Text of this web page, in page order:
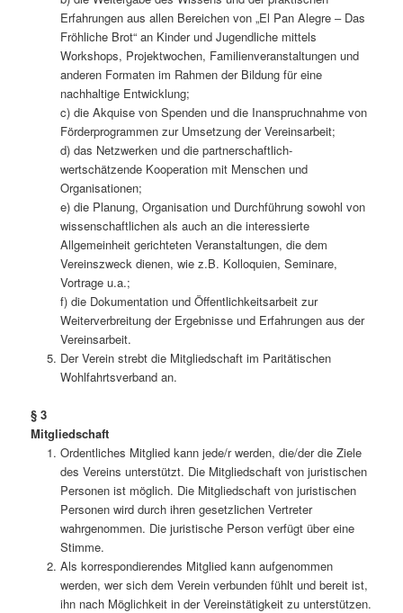
Erfahrungen aus allen Bereichen von „El Pan Alegre ‒ Das
Fröhliche Brot“ an Kinder und Jugendliche mittels
Workshops, Projektwochen, Familienveranstaltungen und
anderen Formaten im Rahmen der Bildung für eine
nachhaltige Entwicklung;
c) die Akquise von Spenden und die Inanspruchnahme von
Förderprogrammen zur Umsetzung der Vereinsarbeit;
d) das Netzwerken und die partnerschaftlich-
wertschätzende Kooperation mit Menschen und
Organisationen;
e) die Planung, Organisation und Durchführung sowohl von
wissenschaftlichen als auch an die interessierte
Allgemeinheit gerichteten Veranstaltungen, die dem
Vereinszweck dienen, wie z.B. Kolloquien, Seminare,
Vortrage u.a.;
f) die Dokumentation und Öffentlichkeitsarbeit zur
Weiterverbreitung der Ergebnisse und Erfahrungen aus der
Vereinsarbeit.
Der Verein strebt die Mitgliedschaft im Paritätischen
Wohlfahrtsverband an.
§ 3
Mitgliedschaft
Ordentliches Mitglied kann jede/r werden, die/der die Ziele
des Vereins unterstützt. Die Mitgliedschaft von juristischen
Personen ist möglich. Die Mitgliedschaft von juristischen
Personen wird durch ihren gesetzlichen Vertreter
wahrgenommen. Die juristische Person verfügt über eine
Stimme.
Als korrespondierendes Mitglied kann aufgenommen
werden, wer sich dem Verein verbunden fühlt und bereit ist,
ihn nach Möglichkeit in der Vereinstätigkeit zu unterstützen.